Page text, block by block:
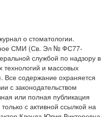
о стоматологии.
СМИ (Св. Эл № ФС77-
службой по надзору в
и массовых
Все содержание охраняется
с законодательством
или полная публикация
с активной ссылкой на